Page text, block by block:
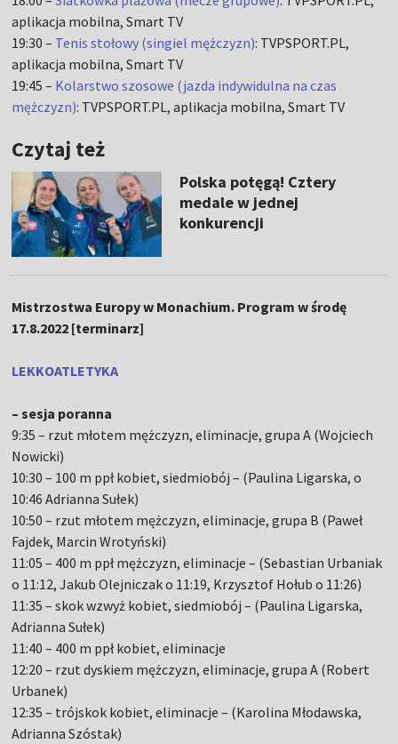
aplikacja mobilna, Smart TV
19:30 – Tenis stołowy (singiel mężczyzn): TVPSPORT.PL,
aplikacja mobilna, Smart TV
19:45 – Kolarstwo szosowe (jazda indywidulna na czas
mężczyzn): TVPSPORT.PL, aplikacja mobilna, Smart TV
Czytaj też
Polska potęgą! Cztery
medale w jednej
konkurencji
Mistrzostwa Europy w Monachium. Program w środę
17.8.2022 [terminarz]
LEKKOATLETYKA
– sesja poranna
9:35 – rzut młotem mężczyzn, eliminacje, grupa A (Wojciech
Nowicki)
10:30 – 100 m ppł kobiet, siedmiobój – (Paulina Ligarska, o
10:46 Adrianna Sułek)
10:50 – rzut młotem mężczyzn, eliminacje, grupa B (Paweł
Fajdek, Marcin Wrotyński)
11:05 – 400 m ppł mężczyzn, eliminacje – (Sebastian Urbaniak
o 11:12, Jakub Olejniczak o 11:19, Krzysztof Hołub o 11:26)
11:35 – skok wzwyż kobiet, siedmiobój – (Paulina Ligarska,
Adrianna Sułek)
11:40 – 400 m ppł kobiet, eliminacje
12:20 – rzut dyskiem mężczyzn, eliminacje, grupa A (Robert
Urbanek)
12:35 – trójskok kobiet, eliminacje – (Karolina Młodawska,
Adrianna Szóstak)